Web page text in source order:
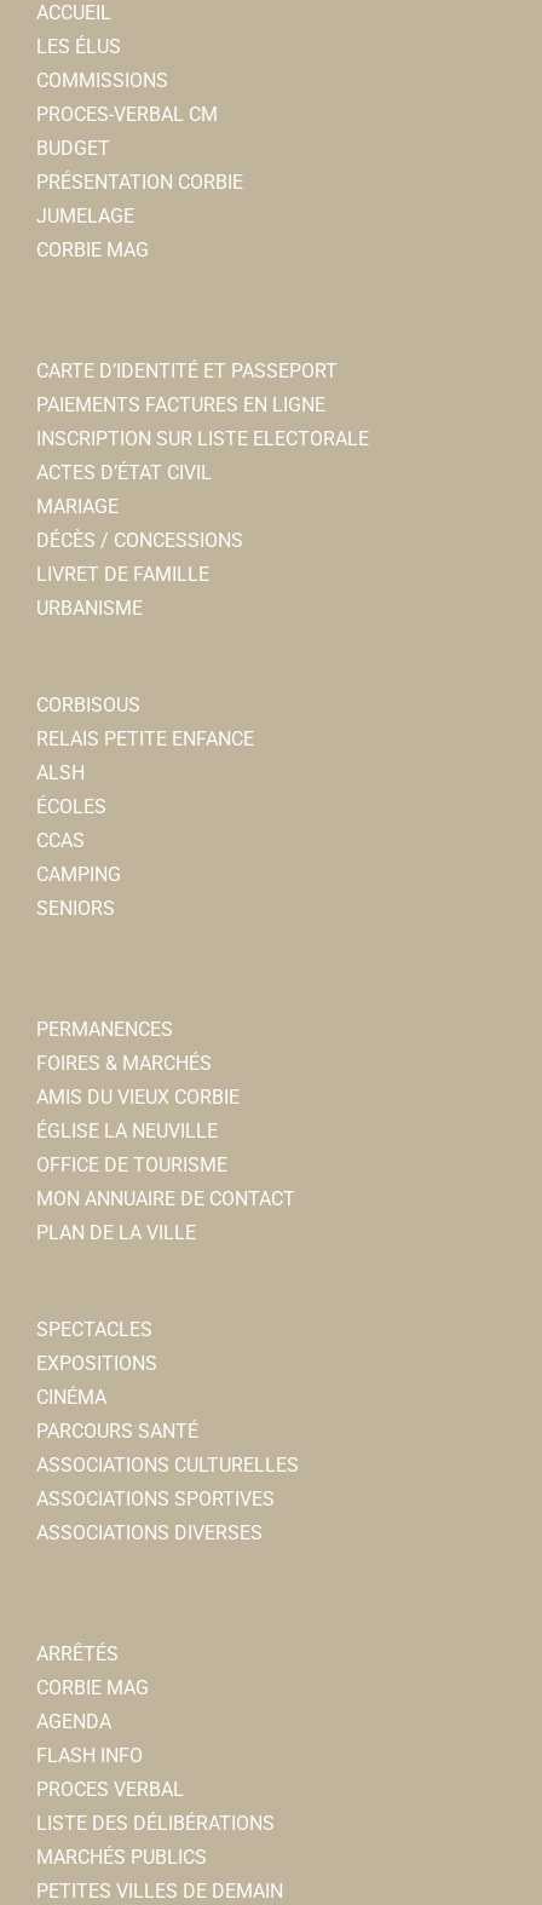
ACCUEIL
LES ÉLUS
COMMISSIONS
PROCES-VERBAL CM
BUDGET
PRÉSENTATION CORBIE
JUMELAGE
CORBIE MAG
CARTE D’IDENTITÉ ET PASSEPORT
PAIEMENTS FACTURES EN LIGNE
INSCRIPTION SUR LISTE ELECTORALE
ACTES D’ÉTAT CIVIL
MARIAGE
DÉCÈS / CONCESSIONS
LIVRET DE FAMILLE
URBANISME
CORBISOUS
RELAIS PETITE ENFANCE
ALSH
ÉCOLES
CCAS
CAMPING
SENIORS
PERMANENCES
FOIRES & MARCHÉS
AMIS DU VIEUX CORBIE
ÉGLISE LA NEUVILLE
OFFICE DE TOURISME
MON ANNUAIRE DE CONTACT
PLAN DE LA VILLE
SPECTACLES
EXPOSITIONS
CINÉMA
PARCOURS SANTÉ
ASSOCIATIONS CULTURELLES
ASSOCIATIONS SPORTIVES
ASSOCIATIONS DIVERSES
ARRÊTÉS
CORBIE MAG
AGENDA
FLASH INFO
PROCES VERBAL
LISTE DES DÉLIBÉRATIONS
MARCHÉS PUBLICS
PETITES VILLES DE DEMAIN